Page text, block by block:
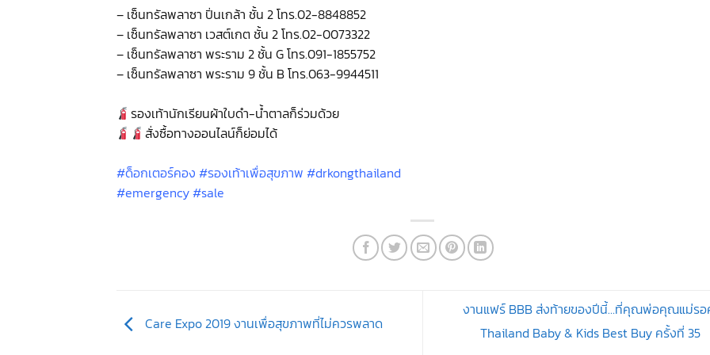
– เซ็นทรัลพลาซา ปิ่นเกล้า ชั้น 2 โทร.02-8848852
– เซ็นทรัลพลาซา เวสต์เกต ชั้น 2 โทร.02-0073322
– เซ็นทรัลพลาซา พระราม 2 ชั้น G โทร.091-1855752
– เซ็นทรัลพลาซา พระราม 9 ชั้น B โทร.063-9944511
รองเท้านักเรียนผ้าใบดำ-น้ำตาลก็ร่วมด้วย
สั่งซื้อทางออนไลน์ก็ย่อมได้
#ด็อกเตอร์คอง #รองเท้าเพื่อสุขภาพ #drkongthailand
#emergency #sale
Care Expo 2019 งานเพื่อสุขภาพที่ไม่ควรพลาด
งานแฟร์ BBB ส่งท้ายของปีนี้…ที่คุณพ่อคุณแม่รอ
Thailand Baby & Kids Best Buy ครั้งที่ 35